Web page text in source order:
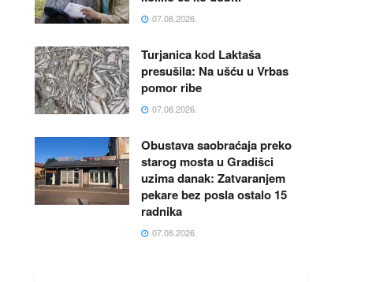
07.08.2026.
Turjanica kod Laktaša
presušila: Na ušću u Vrbas
pomor ribe
07.08.2026.
Obustava saobraćaja preko
starog mosta u Gradišci
uzima danak: Zatvaranjem
pekare bez posla ostalo 15
radnika
07.08.2026.